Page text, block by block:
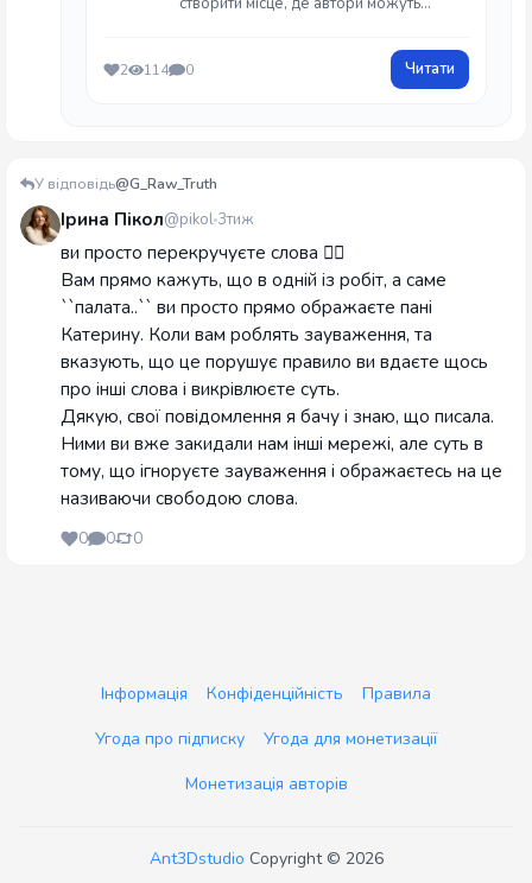
підтримувати одне одного. Місце, де
голос кожного автора має цінність, а
спільнота росте на довірі, а не на
2 114 0 Читати
У відповідь@G_Raw_Truth
Ірина Пікол@pikol 3тиж
ви просто перекручуєте слова 💁‍♀️
Вам прямо кажуть, що в одній із робіт, а саме
``палата..`` ви просто прямо ображаєте пані
Катерину. Коли вам роблять зауваження, та
вказують, що це порушує правило ви вдаєте щось
про інші слова і викрівлюєте суть.
Дякую, свої повідомлення я бачу і знаю, що писала.
Ними ви вже закидали нам інші мережі, але суть в
тому, що ігноруєте зауваження і ображаєтесь на це
називаючи свободою слова.
0 0 0
Інформація Конфіденційність
Правила
Угода про підписку
Угода для монетизації
Монетизація авторів
Ant3Dstudio Copyright © 2026